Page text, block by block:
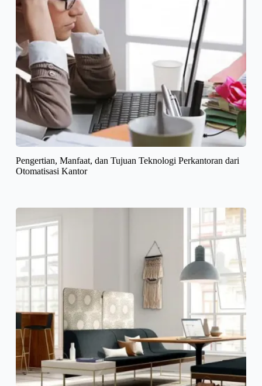
Pengertian, Manfaat, dan Tujuan Teknologi Perkantoran dari
Otomatisasi Kantor